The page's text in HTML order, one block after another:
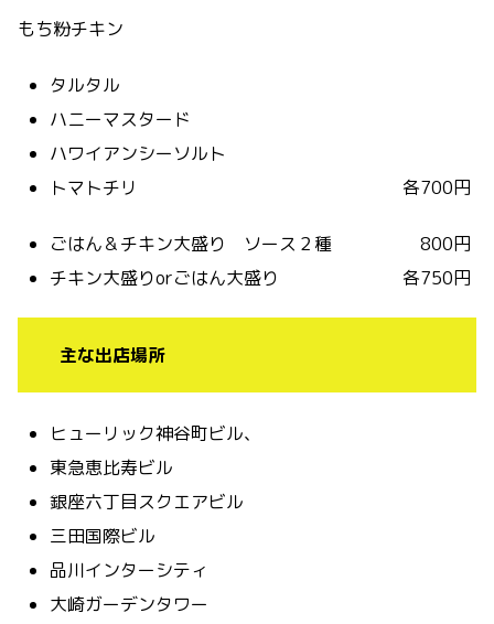
もち粉チキン
タルタル
ハニーマスタード
ハワイアンシーソルト
トマトチリ 各700円
ごはん＆チキン大盛り ソース２種 800円
チキン大盛りorごはん大盛り 各750円
主な出店場所
ヒューリック神谷町ビル、
東急恵比寿ビル
銀座六丁目スクエアビル
三田国際ビル
品川インターシティ
大崎ガーデンタワー